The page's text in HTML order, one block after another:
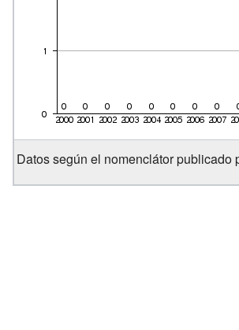
Datos según el nomenclátor publicado